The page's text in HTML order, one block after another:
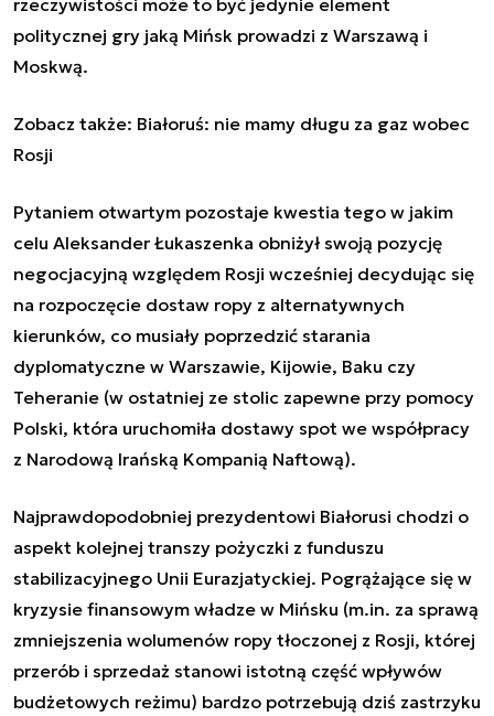
politycznej gry jaką Mińsk prowadzi z Warszawą i
Moskwą.
Zobacz także: Białoruś: nie mamy długu za gaz wobec
Rosji
Pytaniem otwartym pozostaje kwestia tego w jakim
celu Aleksander Łukaszenka obniżył swoją pozycję
negocjacyjną względem Rosji wcześniej decydując się
na rozpoczęcie dostaw ropy z alternatywnych
kierunków, co musiały poprzedzić starania
dyplomatyczne w Warszawie, Kijowie, Baku czy
Teheranie (w ostatniej ze stolic zapewne przy pomocy
Polski, która uruchomiła dostawy spot we współpracy
z Narodową Irańską Kompanią Naftową).
Najprawdopodobniej prezydentowi Białorusi chodzi o
aspekt kolejnej transzy pożyczki z funduszu
stabilizacyjnego Unii Eurazjatyckiej. Pogrążające się w
kryzysie finansowym władze w Mińsku (m.in. za sprawą
zmniejszenia wolumenów ropy tłoczonej z Rosji, której
przerób i sprzedaż stanowi istotną część wpływów
budżetowych reżimu) bardzo potrzebują dziś zastrzyku